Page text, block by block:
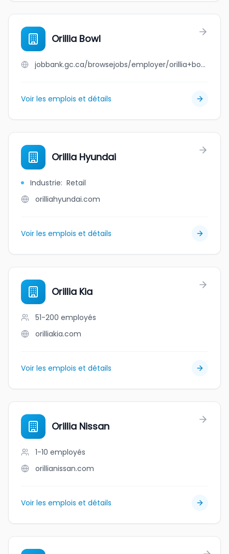
Orillia Bowl
jobbank.gc.ca/browsejobs/employer/orillia+bowl/ca
Voir les emplois et détails
Orillia Hyundai
Industrie: Retail
orilliahyundai.com
Voir les emplois et détails
Orillia Kia
51-200 employés
orilliakia.com
Voir les emplois et détails
Orillia Nissan
1-10 employés
orillianissan.com
Voir les emplois et détails